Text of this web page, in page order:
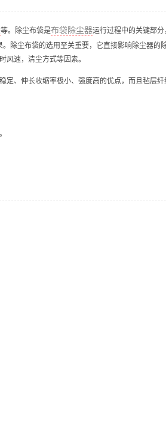
等。 除尘布袋是布袋除尘器运行过程中的关键部
除尘布袋的选用至关重要，它直接影响除尘器的
风速，清尘方式等因素。
、伸长收缩率极小、强度高的优点，而且毡层